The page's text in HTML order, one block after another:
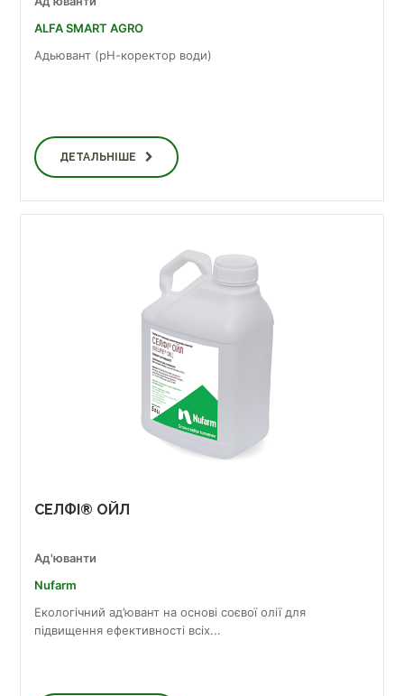
ALFA SMART AGRO
Адьювант (рН-коректор води)
ДЕТАЛЬНІШЕ
СЕЛФІ® ОЙЛ
Ад'юванти
Nufarm
Екологічний ад’ювант на основі соєвої олії для
підвищення ефективності всіх...